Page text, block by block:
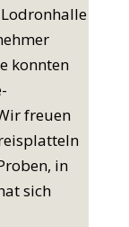
konnten
freuen
in
sich